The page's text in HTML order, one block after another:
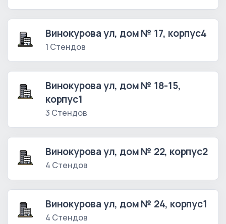
Винокурова ул, дом № 17, корпус4
1 Стендов
Винокурова ул, дом № 18-15,
корпус1
3 Стендов
Винокурова ул, дом № 22, корпус2
4 Стендов
Винокурова ул, дом № 24, корпус1
4 Стендов